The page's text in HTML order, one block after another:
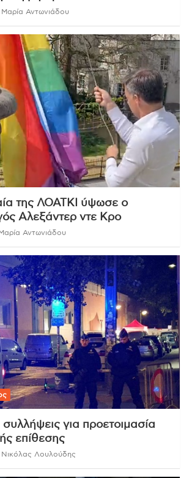
Μαρία Αντωνιάδου
της ΛΟΑΤΚΙ ύψωσε ο
Αλεξάντερ ντε Κρο
Μαρία Αντωνιάδου
συλλήψεις για προετοιμασία
επίθεσης
Νικόλας Λουλούδης